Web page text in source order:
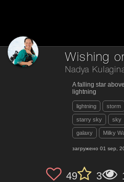
Wishing
Nadya
A falling star
lightning
lightning storm
starry sky sky
galaxy Milky
загружено 01 sep,
49 3